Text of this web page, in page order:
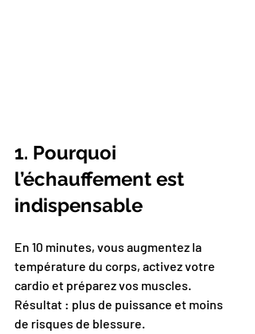
1. Pourquoi
l’échauffement est
indispensable
En 10 minutes, vous augmentez la
température du corps, activez votre
cardio et préparez vos muscles.
Résultat : plus de puissance et moins
de risques de blessure.